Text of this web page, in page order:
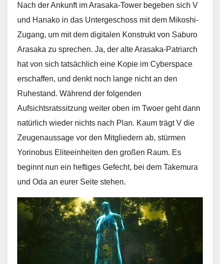
Nach der Ankunft im Arasaka-Tower begeben sich V
und Hanako in das Untergeschoss mit dem Mikoshi-
Zugang, um mit dem digitalen Konstrukt von Saburo
Arasaka zu sprechen. Ja, der alte Arasaka-Patriarch
hat von sich tatsächlich eine Kopie im Cyberspace
erschaffen, und denkt noch lange nicht an den
Ruhestand. Während der folgenden
Aufsichtsratssitzung weiter oben im Twoer geht dann
natürlich wieder nichts nach Plan. Kaum trägt V die
Zeugenaussage vor den Mitgliedern ab, stürmen
Yorinobus Eliteeinheiten den großen Raum. Es
beginnt nun ein heftiges Gefecht, bei dem Takemura
und Oda an eurer Seite stehen.